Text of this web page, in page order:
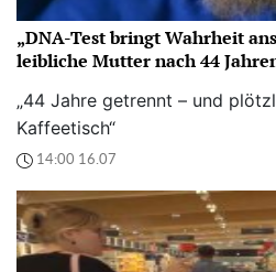
„DNA-Test bringt Wahrheit
leibliche Mutter nach 44
„44 Jahre getrennt – und
Kaffeetisch“
14:00 16.07